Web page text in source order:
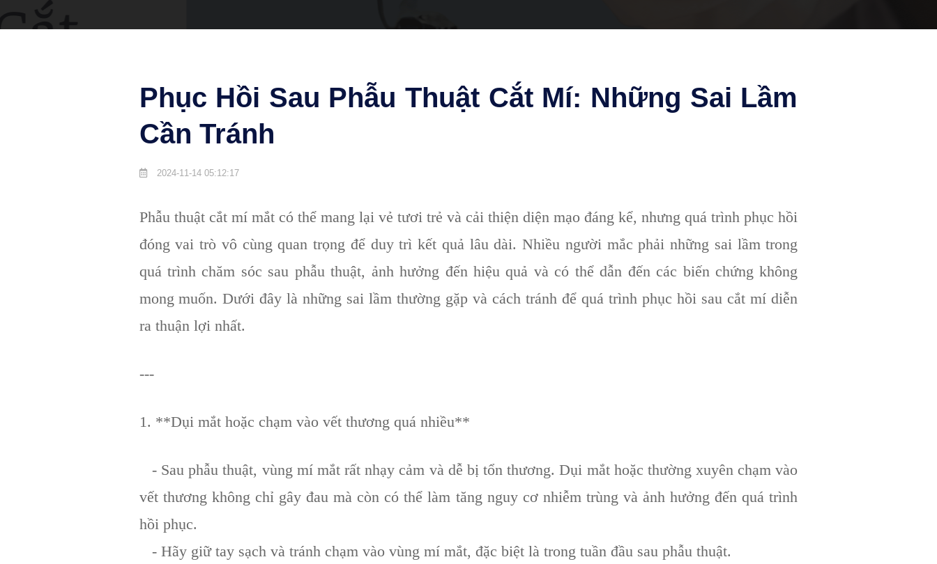
Phục Hồi Sau Phẫu Thuật Cắt Mí: Những Sai Lầm
Cần Tránh
2024-11-14 05:12:17
Phẫu thuật cắt mí mắt có thể mang lại vẻ tươi trẻ và cải thiện diện mạo đáng kể, nhưng quá trình phục hồi
đóng vai trò vô cùng quan trọng để duy trì kết quả lâu dài. Nhiều người mắc phải những sai lầm trong
quá trình chăm sóc sau phẫu thuật, ảnh hưởng đến hiệu quả và có thể dẫn đến các biến chứng không
mong muốn. Dưới đây là những sai lầm thường gặp và cách tránh để quá trình phục hồi sau cắt mí diễn
ra thuận lợi nhất.
---
1. **Dụi mắt hoặc chạm vào vết thương quá nhiều**
- Sau phẫu thuật, vùng mí mắt rất nhạy cảm và dễ bị tổn thương. Dụi mắt hoặc thường xuyên chạm vào
vết thương không chỉ gây đau mà còn có thể làm tăng nguy cơ nhiễm trùng và ảnh hưởng đến quá trình
hồi phục.
- Hãy giữ tay sạch và tránh chạm vào vùng mí mắt, đặc biệt là trong tuần đầu sau phẫu thuật.